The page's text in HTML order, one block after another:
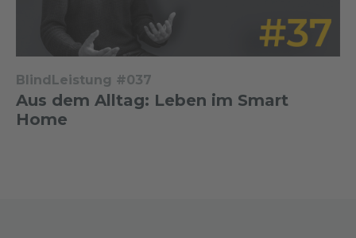
BlindLeistung #037
Aus dem Alltag: Leben im Smart
Home